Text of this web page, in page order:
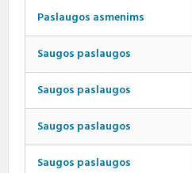
Paslaugos asmenims
Saugos paslaugos
Saugos paslaugos
Saugos paslaugos
Saugos paslaugos